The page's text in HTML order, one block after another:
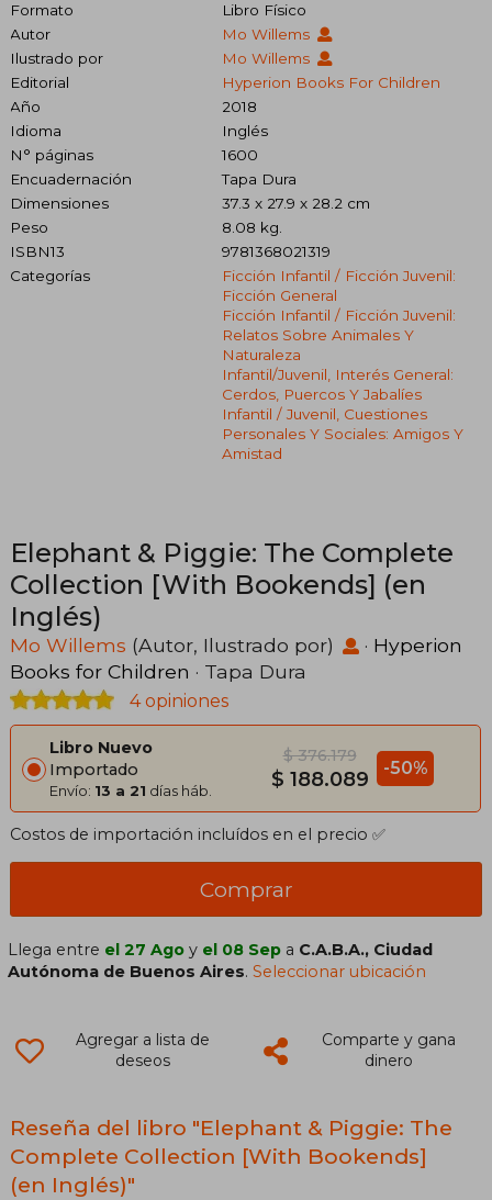
Formato
Libro Físico
Autor
Mo Willems
Ilustrado por
Mo Willems
Editorial
Hyperion Books For Children
Año
2018
Idioma
Inglés
N° páginas
1600
Encuadernación
Tapa Dura
Dimensiones
37.3 x 27.9 x 28.2 cm
Peso
8.08 kg.
ISBN13
9781368021319
Categorías
Ficción Infantil / Ficción Juvenil:
Ficción General
Ficción Infantil / Ficción Juvenil:
Relatos Sobre Animales Y
Naturaleza
Infantil/juvenil, Interés General:
Cerdos, Puercos Y Jabalíes
Infantil / Juvenil, Cuestiones
Personales Y Sociales: Amigos Y
Amistad
Elephant & Piggie: The Complete
Collection [With Bookends] (en
Inglés)
Mo Willems (Autor, Ilustrado por) · Hyperion
Books for Children · Tapa Dura
4 opiniones
Libro Nuevo
Importado
Envío: 13 a 21 días háb.
$ 376.179
$ 188.089 -50%
Costos de importación incluídos en el precio ✅
Comprar
Llega entre el 27 Ago y el 08 Sep a C.A.B.A., Ciudad
Autónoma de Buenos Aires.Seleccionar ubicación
Agregar a lista de
deseos
Comparte y gana
dinero
Reseña del libro "Elephant & Piggie: The
Complete Collection [With Bookends]
(en Inglés)"